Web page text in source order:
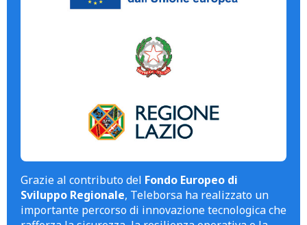
Grazie al contributo del Fondo Europeo di
Sviluppo Regionale, Teleborsa ha realizzato un
importante percorso di innovazione tecnologica che